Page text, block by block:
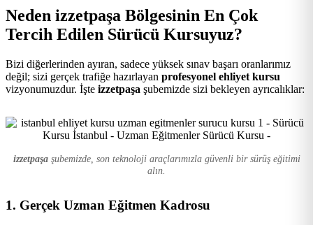
Kursu
Neden izzetpaşa Bölgesinin En Çok
Tercih Edilen Sürücü Kursuyuz?
Bizi diğerlerinden ayıran, sadece yüksek sınav başarı oranlarımız
değil; sizi gerçek trafiğe hazırlayan profesyonel ehliyet kursu
vizyonumuzdur. İşte izzetpaşa şubemizde sizi bekleyen ayrıcalıklar:
izzetpaşaşubemizde, son teknoloji araçlarımızla güvenli bir sürüş eğitimi
alın.
1. Gerçek Uzman Eğitmen Kadrosu